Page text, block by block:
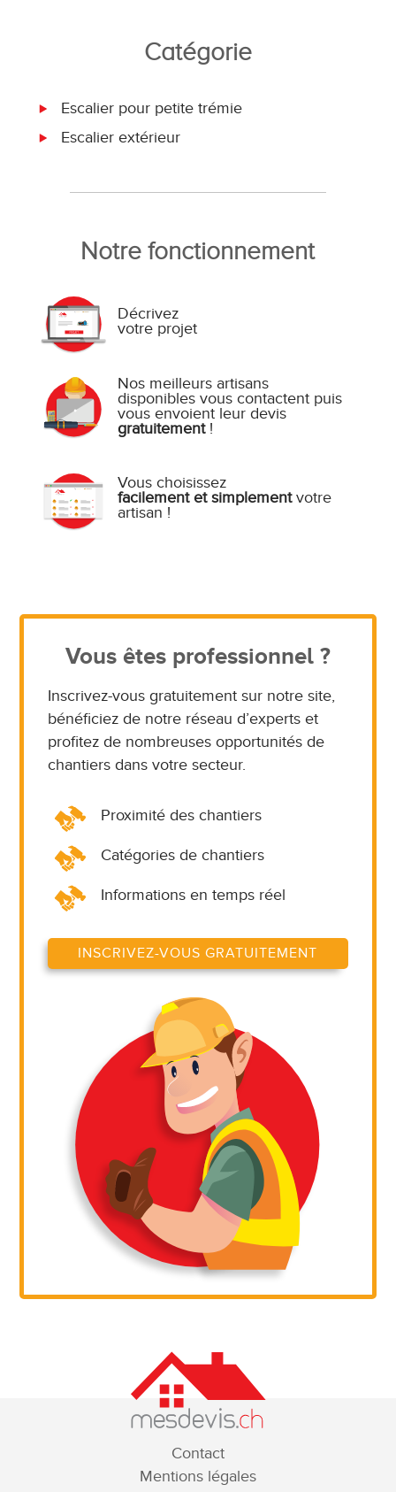
Catégorie
Escalier pour petite trémie
Escalier extérieur
Notre fonctionnement
Décrivez
votre projet
Nos meilleurs artisans
disponibles vous contactent puis
vous envoient leur devis
gratuitement!
Vous choisissez
facilement et simplementvotre
artisan !
Vous êtes professionnel ?
Inscrivez-vous gratuitement sur notre site,
bénéficiez de notre réseau d’experts et
profitez de nombreuses opportunités de
chantiers dans votre secteur.
Proximité des chantiers
Catégories de chantiers
Informations en temps réel
INSCRIVEZ-VOUS GRATUITEMENT
Contact
Mentions légales